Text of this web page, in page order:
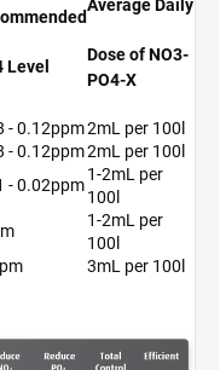
Level
Average Daily
Dose of NO3-
PO4-X
- 0.12ppm2mL per 100l
- 0.12ppm2mL per 100l
- 0.02ppm
1-2mL per
100l
1-2mL per
100l
3mL per 100l